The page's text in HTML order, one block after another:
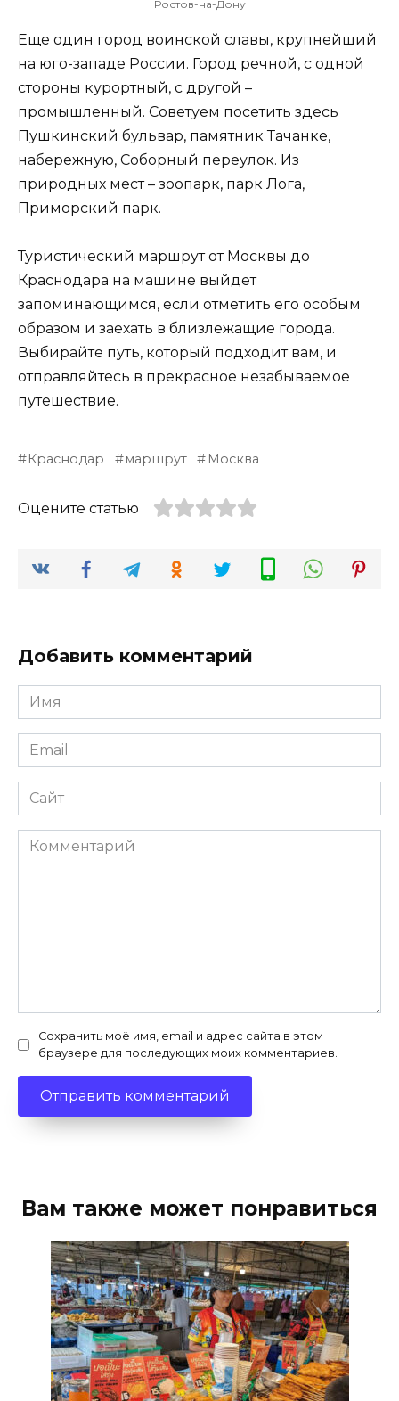
Ростов-на-Дону
Еще один город воинской славы, крупнейший
на юго-западе России. Город речной, с одной
стороны курортный, с другой –
промышленный. Советуем посетить здесь
Пушкинский бульвар, памятник Тачанке,
набережную, Соборный переулок. Из
природных мест – зоопарк, парк Лога,
Приморский парк.
Туристический маршрут от Москвы до
Краснодара на машине выйдет
запоминающимся, если отметить его особым
образом и заехать в близлежащие города.
Выбирайте путь, который подходит вам, и
отправляйтесь в прекрасное незабываемое
путешествие.
Краснодар маршрут Москва
Оцените статью
Добавить комментарий
Имя
*
Email
*
Сайт
Комментарий
Сохранить моё имя, email и адрес сайта в этом
браузере для последующих моих комментариев.
Вам также может понравиться